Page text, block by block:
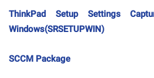
ThinkPad Setup Settings
Windows(SRSETUPWIN)
SCCM Package